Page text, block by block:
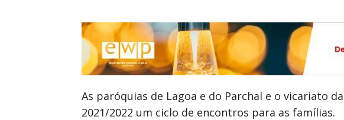
As paróquias de Lagoa e do Parchal e o vicariato
2021/2022 um ciclo de encontros para as famílias.